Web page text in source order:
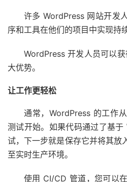
许多 WordPress 网站开发
序和工具在他们的项目中实现持
WordPress 开发人员可以
大优势。
让工作更轻松
通常，WordPress 的工作
测试开始。如果代码通过了基
试，下一步就是保存它并将其放
至实时生产环境。
使用 CI/CD 管道，您可以